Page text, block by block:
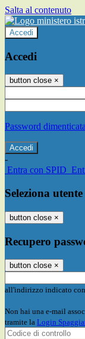
Salta al contenuto
Accedi
Accedi
button close ×
Password
-
Entra con SPID
Seleziona utente
button close ×
Recupero
button close ×
all'indirizzo indicato
Non hai una e-mail
tramite la Login